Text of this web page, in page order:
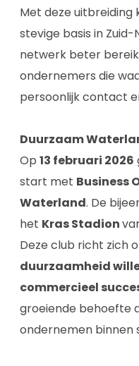
Met deze uitbreiding
stevige basis in
netwerk beter
ondernemers die
persoonlijk contact
Duurzaam
Op 13 februari 2026
start met Business
Waterland. De
het Kras Stadion
Deze club richt zich
duurzaamheid
commercieel
groeiende behoefte
ondernemen binnen